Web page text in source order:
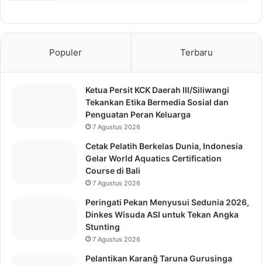
Populer Terbaru
Ketua Persit KCK Daerah III/Siliwangi
Tekankan Etika Bermedia Sosial dan
Penguatan Peran Keluarga
7 Agustus 2026
Cetak Pelatih Berkelas Dunia, Indonesia
Gelar World Aquatics Certification
Course di Bali
7 Agustus 2026
Peringati Pekan Menyusui Sedunia 2026,
Dinkes Wisuda ASI untuk Tekan Angka
Stunting
7 Agustus 2026
Pelantikan Karanĝ Taruna Gurusinga